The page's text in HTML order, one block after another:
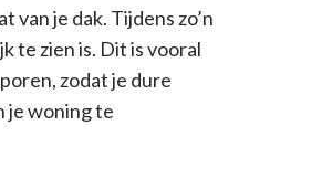
van je dak. Tijdens zo’n
te zien is. Dit is vooral
zodat je dure
je woning te